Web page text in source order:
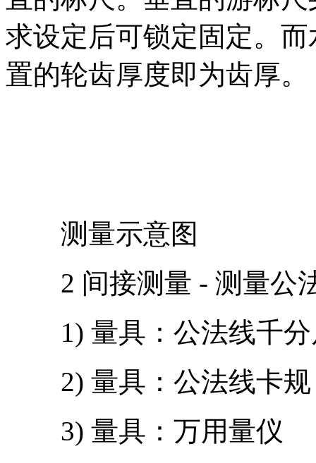
求设定后可锁定固定。
置的轮齿厚度即为齿厚。
测量示意图
2 间接测量 - 测量公
1) 量具：公法线千分
2) 量具：公法线卡规
3) 量具：万用量仪